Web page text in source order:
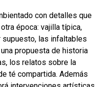
con detalles que
época: vajilla típica,
supuesto, las infaltables
propuesta de historia
los relatos sobre la
té compartida. Además